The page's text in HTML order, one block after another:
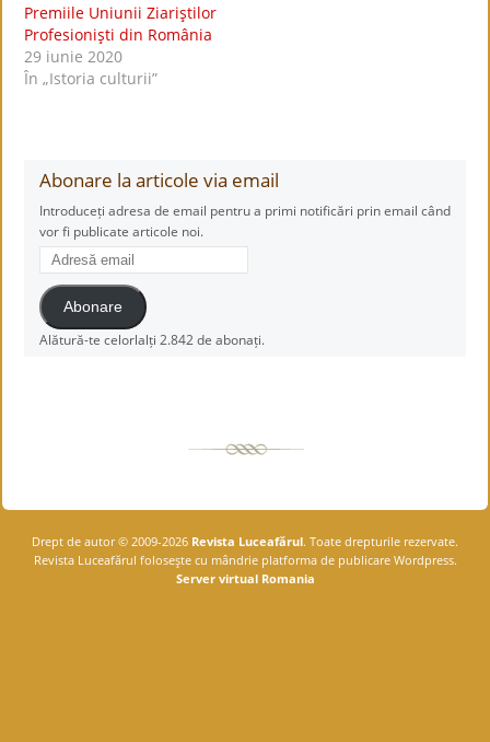
Premiile Uniunii Ziariştilor
Profesionişti din România
29 iunie 2020
În „Istoria culturii”
Abonare la articole via email
Introduceți adresa de email pentru a primi notificări prin email când
vor fi publicate articole noi.
Adresă
email
Abonare
Alătură-te celorlalți 2.842 de abonați.
Drept de autor © 2009-2026 Revista Luceafărul. Toate drepturile rezervate.
Revista Luceafărul foloseşte cu mândrie platforma de publicare Wordpress.
Server virtual Romania